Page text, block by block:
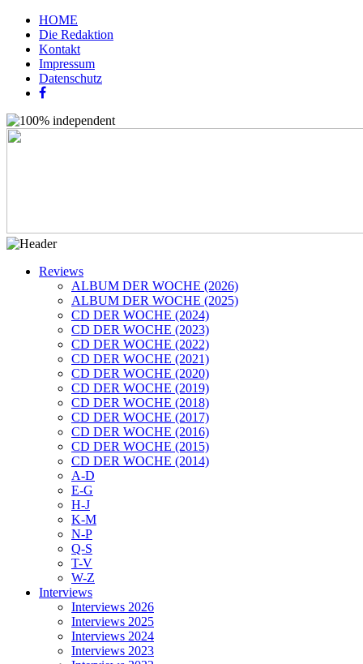
HOME
Die Redaktion
Kontakt
Impressum
Datenschutz
Reviews
ALBUM DER WOCHE (2026)
ALBUM DER WOCHE (2025)
CD DER WOCHE (2024)
CD DER WOCHE (2023)
CD DER WOCHE (2022)
CD DER WOCHE (2021)
CD DER WOCHE (2020)
CD DER WOCHE (2019)
CD DER WOCHE (2018)
CD DER WOCHE (2017)
CD DER WOCHE (2016)
CD DER WOCHE (2015)
CD DER WOCHE (2014)
A-D
E-G
H-J
K-M
N-P
Q-S
T-V
W-Z
Interviews
Interviews 2026
Interviews 2025
Interviews 2024
Interviews 2023